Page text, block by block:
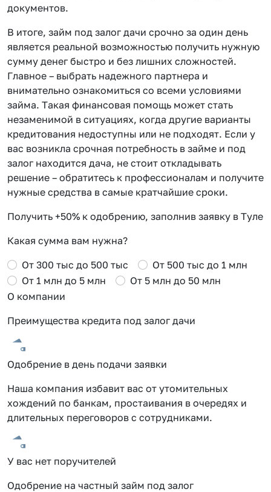
документов.
В итоге, займ под залог дачи срочно за один день
является реальной возможностью получить нужную
сумму денег быстро и без лишних сложностей.
Главное – выбрать надежного партнера и
внимательно ознакомиться со всеми условиями
займа. Такая финансовая помощь может стать
незаменимой в ситуациях, когда другие варианты
кредитования недоступны или не подходят. Если у
вас возникла срочная потребность в займе и под
залог находится дача, не стоит откладывать
решение – обратитесь к профессионалам и получите
нужные средства в самые кратчайшие сроки.
Получить +50% к одобрению, заполнив заявку в Туле
Какая сумма вам нужна?
От 300 тыс до 500 тыс
От 500 тыс до 1 млн
От 1 млн до 5 млн
От 5 млн до 50 млн
О компании
Преимущества кредита под залог дачи
Одобрение в день подачи заявки
Наша компания избавит вас от утомительных
хождений по банкам, простаивания в очередях и
длительных переговоров с сотрудниками.
У вас нет поручителей
Одобрение на частный займ под залог